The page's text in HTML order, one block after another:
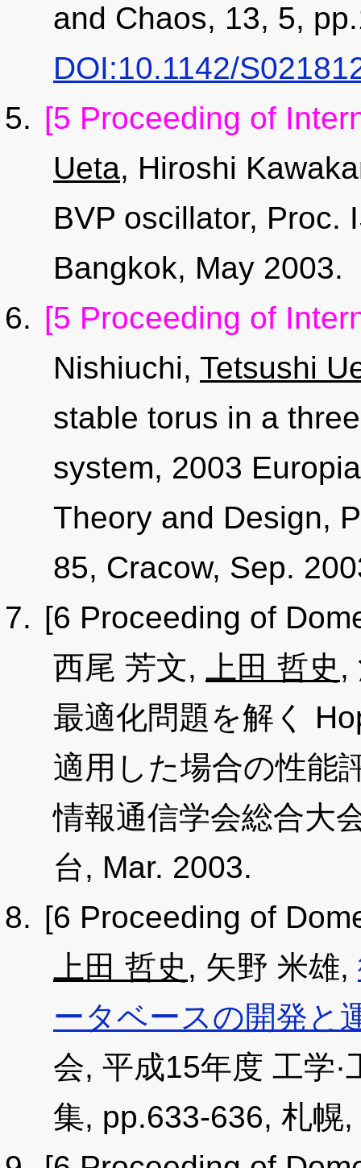
and Chaos, 13, 5,
DOI:10.1142/
[5 Proceeding of
Ueta, Hiroshi
BVP oscillator, Proc.
Bangkok, May 2003.
[5 Proceeding of
Nishiuchi, Tetsushi
stable torus in a
system, 2003
Theory and Design,
85, Cracow, Sep.
[6 Proceeding of
西尾 芳文,
上田 哲史 ,
最適化問題を解く
適用した場合の性能
情報通信学会総合大
台, Mar. 2003.
[6 Proceeding of
上田 哲史 , 矢野 米雄,
ータベースの開発と
会, 平成15年度 工学
集, pp.633-636, 札幌